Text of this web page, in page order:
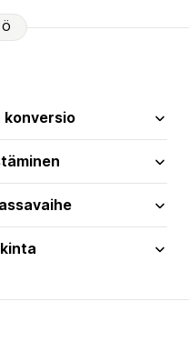
konversio